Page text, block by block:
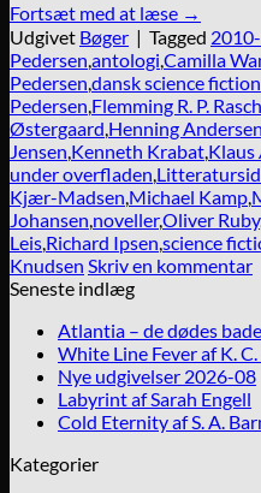
Fortsæt med at læse →
Udgivet Bøger | Tagged
Pedersen,antologi,Camilla
Pedersen,dansk science fiction
Pedersen,Flemming R. P. Rasch
Østergaard,Henning Andersen
Jensen,Kenneth Krabat,Klaus
under overfladen,
Kjær-Madsen,Michael Kamp,
Johansen,noveller,Oliver Ruby
Leis,Richard Ipsen,science
Knudsen Skriv en kommentar
Seneste indlæg
Atlantia – de dødes
White Line Fever af K.
Nye udgivelser 2026-08
Labyrint af Sarah Engell
Cold Eternity af S. A.
Kategorier